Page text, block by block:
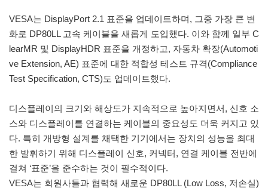
VESA는 DisplayPort 2.1 표준을 업데이트하며, 그중 가장 큰 변
화로 DP80LL 고속 케이블을 새롭게 도입했다. 이와 함께 일부 C
learMR 및 DisplayHDR 표준을 개정하고, 자동차 확장(Automoti
ve Extension, AE) 표준에 대한 적합성 테스트 규격(Compliance
Test Specification, CTS)도 업데이트했다.
디스플레이의 크기와 해상도가 지속적으로 높아지면서, 신호 소
스와 디스플레이를 연결하는 케이블의 중요성도 더욱 커지고 있
다. 특히 개방형 설계를 채택한 기기에서는 장치의 성능을 최대
한 발휘하기 위해 디스플레이 신호, 커넥터, 연결 케이블 전반에
걸쳐 ‘표준’을 준수하는 것이 필수적이다.
VESA는 회원사들과 협력해 새로운 DP80LL (Low Loss, 저손실)